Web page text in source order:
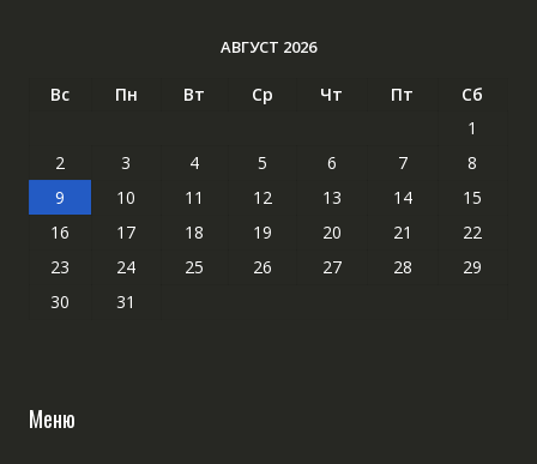
АВГУСТ 2026
Вс Пн Вт Ср Чт Пт
Сб
1
2
3 4 5 6 7
8
9
10 11 12 13 14
15
16
17 18 19 20 21
22
23
24 25 26 27 28
29
30
31
Меню